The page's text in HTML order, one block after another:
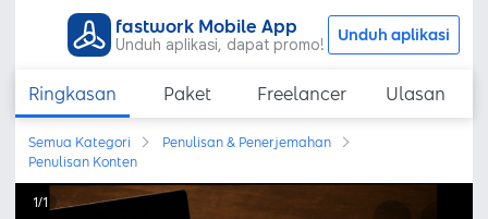
fastwork Mobile App
Unduh aplikasi, dapat promo! Unduh aplikasi
Ringkasan Paket Freelancer Ulasan
Semua Kategori
Penulisan & Penerjemahan
Penulisan Konten
1/1